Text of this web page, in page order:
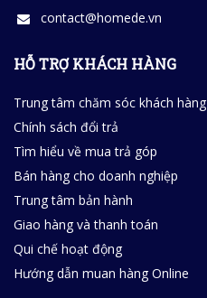
contact@homede.vn
HỖ TRỢ KHÁCH HÀNG
Trung tâm chăm sóc khách hàng
Chính sách đổi trả
Tìm hiểu về mua trả góp
Bán hàng cho doanh nghiệp
Trung tâm bản hành
Giao hàng và thanh toán
Qui chế hoạt động
Hướng dẫn muan hàng Online